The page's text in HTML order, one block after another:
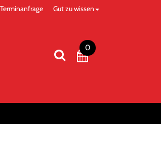
Terminanfrage Gut zu wissen
0